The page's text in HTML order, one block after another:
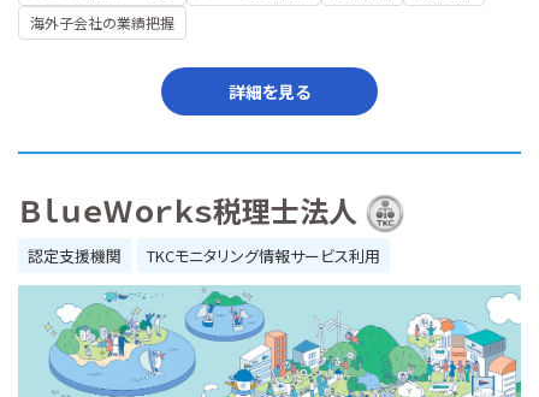
海外子会社の業績把握
詳細を見る
ＢｌｕｅＷｏｒｋｓ税理士法人
認定支援機関 TKCモニタリング情報サービス利用